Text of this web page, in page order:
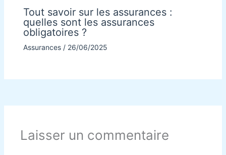
Tout savoir sur les assurances :
quelles sont les assurances
obligatoires ?
Assurances/ 26/06/2025
Laisser un commentaire